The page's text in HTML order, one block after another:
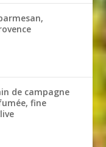
de campagne
fine